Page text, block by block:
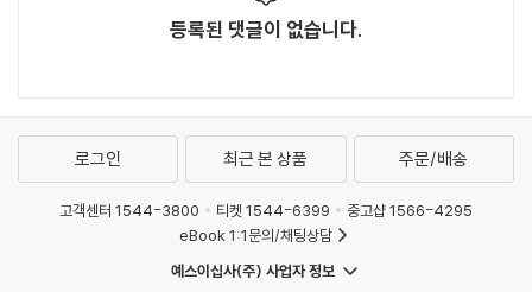
등록된 댓글이 없습니다.
로그인 최근 본 상품 주문/배송
고객센터 1544-3800 티켓 1544-6399
중고샵 1566-4295
eBook 1:1문의/채팅상담
예스이십사(주) 사업자 정보